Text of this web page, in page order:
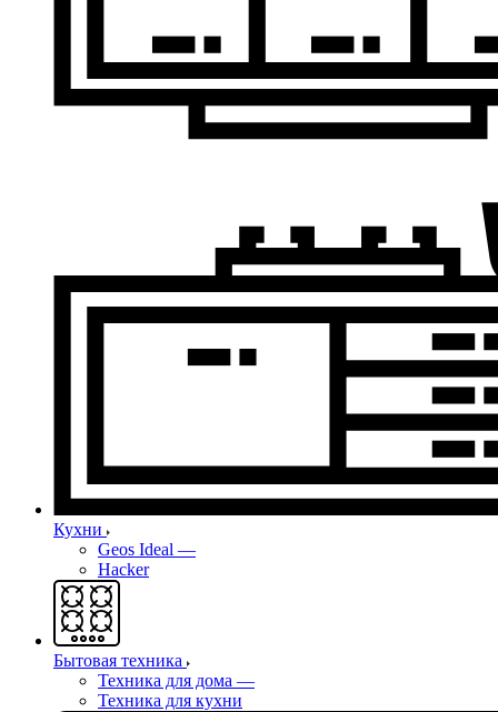
Кухни
Geos Ideal —
Hacker
Бытовая техника
Техника для дома —
Техника для кухни